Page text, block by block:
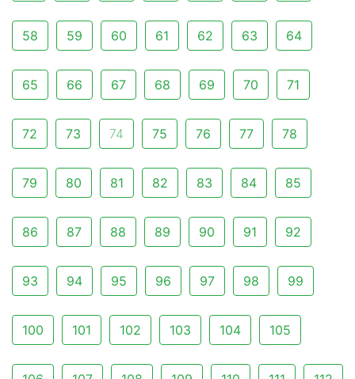
58 59 60 61 62 63 64
65 66 67 68 69 70 71
72 73 74 75 76 77 78
79 80 81 82 83 84 85
86 87 88 89 90 91 92
93 94 95 96 97 98 99
100 101 102 103 104 105